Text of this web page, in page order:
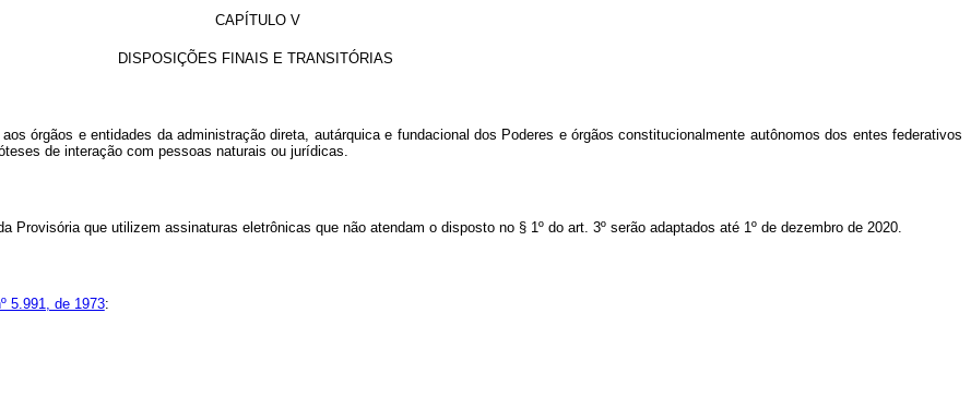
CAPÍTULO V
DISPOSIÇÕES FINAIS E TRANSITÓRIAS
órgãos e entidades da administração direta, autárquica e fundacional dos Poderes e órgãos constitucionalmente autônomos dos entes federativos
de interação com pessoas naturais ou jurídicas.
que utilizem assinaturas eletrônicas que não atendam o disposto no § 1º do art. 3º serão adaptados até 1º de dezembro de 2020.
5.991, de 1973: